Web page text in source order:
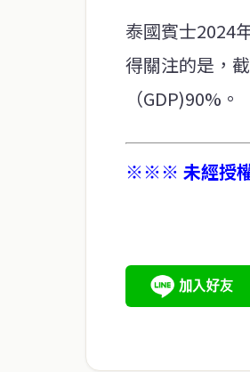
泰國賓士2024
得關注的是，
（GDP)90%。
※※※ 未經授